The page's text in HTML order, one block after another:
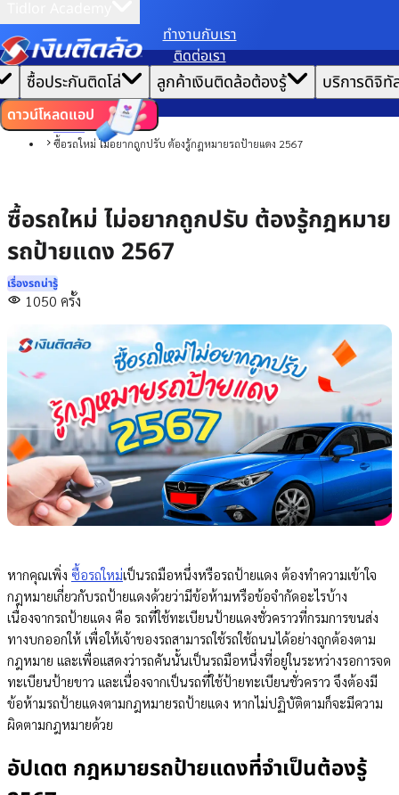
ทํางานกับเรา
ติดต่อเรา
| ซื้อประกันติดโล่ ลูกค้าเงินติดล้อต้องรู้ บริการดิจิทั
ดาวน์โหลดแอป
หน้าแรก
บทความ
เรื่องรถน่ารู้
รถยนต์
ซื้อรถใหม่ ไม่อยากถูกปรับ ต้องรู้กฎหมายรถป้ายแดง 2567
ซื้อรถใหม่ ไม่อยากถูกปรับ ต้องรู้กฎหมาย
รถป้ายแดง 2567
เรื่องรถน่ารู้
1050 ครั้ง
หากคุณเพิ่ง ซื้อรถใหม่เป็นรถมือหนึ่งหรือรถป้ายแดง ต้องทำความเข้าใจ
กฎหมายเกี่ยวกับรถป้ายแดงด้วยว่ามีข้อห้ามหรือข้อจำกัดอะไรบ้าง
เนื่องจากรถป้ายแดง คือ รถที่ใช้ทะเบียนป้ายแดงชั่วคราวที่กรมการขนส่ง
ทางบกออกให้ เพื่อให้เจ้าของรถสามารถใช้รถใช้ถนนได้อย่างถูกต้องตาม
กฎหมาย และเพื่อแสดงว่ารถคันนั้นเป็นรถมือหนึ่งที่อยู่ในระหว่างรอการจด
ทะเบียนป้ายขาว และเนื่องจากเป็นรถที่ใช้ป้ายทะเบียนชั่วคราว จึงต้องมี
ข้อห้ามรถป้ายแดงตามกฎหมายรถป้ายแดง หากไม่ปฏิบัติตามก็จะมีความ
ผิดตามกฎหมายด้วย
อัปเดต กฎหมายรถป้ายแดงที่จำเป็นต้องรู้
เราขอเก็บข้อมูลตาม นโยบายการใช้คุกกี้เพื่อมอบประสบการณ์การใช้งานเว็บไซต์ที่ดีที่สุดให้
คุณ
ตั้งค่าคุกกี้ ยอมรับคุกกี้ทั้งหมด